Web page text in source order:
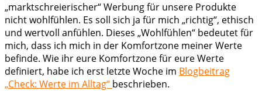
„marktschreierischer“ Werbung für unsere Produkte
nicht wohlfühlen. Es soll sich ja für mich „richtig“, ethisch
und wertvoll anfühlen. Dieses „Wohlfühlen“ bedeutet für
mich, dass ich mich in der Komfortzone meiner Werte
befinde. Wie ihr eure Komfortzone für eure Werte
definiert, habe ich erst letzte Woche im Blogbeitrag
„Check: Werte im Alltag“ beschrieben.